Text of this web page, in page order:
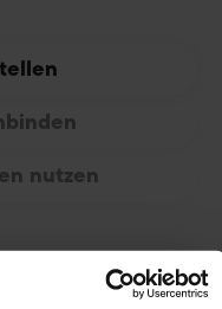
nutzen